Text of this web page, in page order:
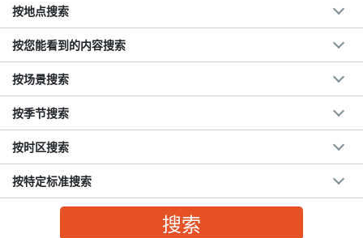
按地点搜索
按您能看到的内容搜索
按场景搜索
按季节搜索
按时区搜索
按特定标准搜索